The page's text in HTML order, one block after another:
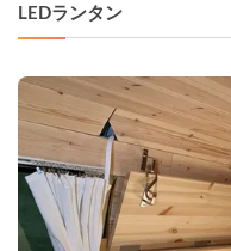
LEDランタン